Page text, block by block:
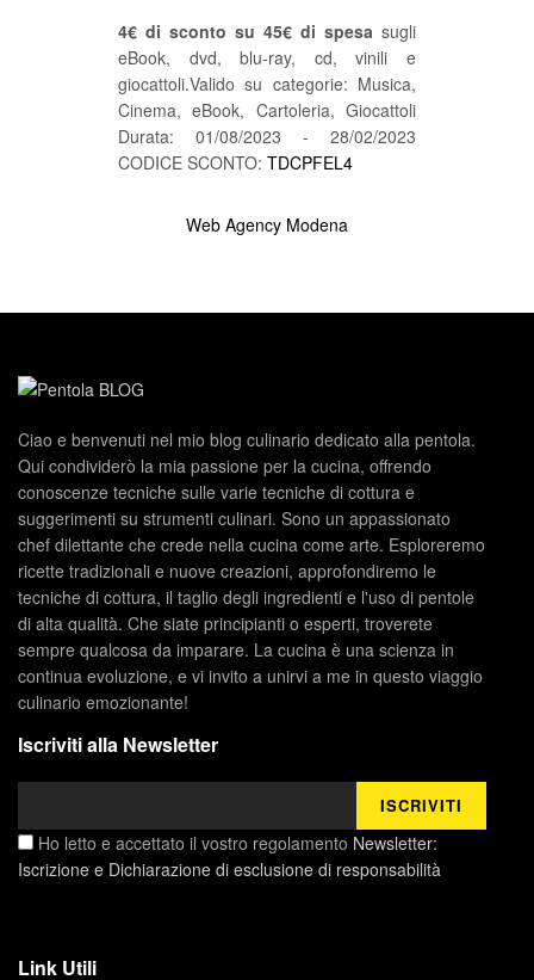
4€ di sconto su 45€ di spesa sugli
eBook, dvd, blu-ray, cd, vinili e
giocattoli.Valido su categorie: Musica,
Cinema, eBook, Cartoleria, Giocattoli
Durata: 01/08/2023 - 28/02/2023
CODICE SCONTO: TDCPFEL4
Web Agency Modena
Ciao e benvenuti nel mio blog culinario dedicato alla pentola.
Qui condividerò la mia passione per la cucina, offrendo
conoscenze tecniche sulle varie tecniche di cottura e
suggerimenti su strumenti culinari. Sono un appassionato
chef dilettante che crede nella cucina come arte. Esploreremo
ricette tradizionali e nuove creazioni, approfondiremo le
tecniche di cottura, il taglio degli ingredienti e l'uso di pentole
di alta qualità. Che siate principianti o esperti, troverete
sempre qualcosa da imparare. La cucina è una scienza in
continua evoluzione, e vi invito a unirvi a me in questo viaggio
culinario emozionante!
Iscriviti alla Newsletter
Ho letto e accettato il vostro regolamento Newsletter:
Iscrizione e Dichiarazione di esclusione di responsabilità
Link Utili